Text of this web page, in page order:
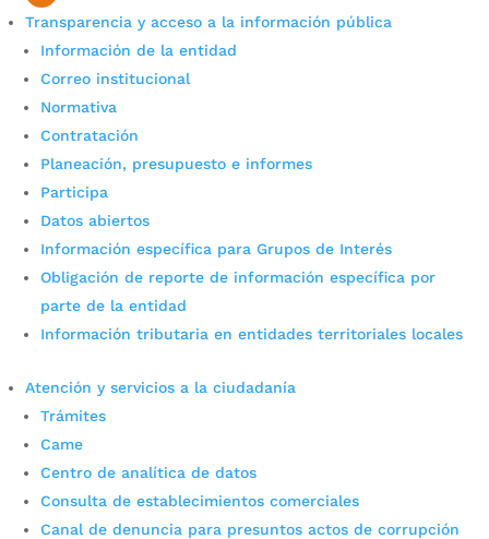
Transparencia y acceso a la información pública
Información de la entidad
Correo institucional
Normativa
Contratación
Planeación, presupuesto e informes
Participa
Datos abiertos
Información específica para Grupos de Interés
Obligación de reporte de información específica por
parte de la entidad
Información tributaria en entidades territoriales locales
Atención y servicios a la ciudadanía
Trámites
Came
Centro de analítica de datos
Consulta de establecimientos comerciales
Canal de denuncia para presuntos actos de corrupción
Bucaramanga avanza en la
legalización de barrios: segundo
día de mesa de trabajo junto al
Ministerio de Vivienda
En el marco del compromiso con el desarrollo urbano y
rural del municipio a través de la legalización de barrios,
se llevó a cabo el segundo día de la mesa de trabajo
liderada por la Secretaría de...